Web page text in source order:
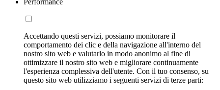
Performance
Accettando questi servizi, possiamo monitorare il
comportamento dei clic e della navigazione all'interno del
nostro sito web e valutarlo in modo anonimo al fine di
ottimizzare il nostro sito web e migliorare continuamente
l'esperienza complessiva dell'utente. Con il tuo consenso, su
questo sito web utilizziamo i seguenti servizi di terze parti: